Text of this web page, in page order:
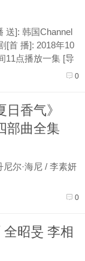
送]: 韩国Channel
[首 播]: 2018年10
11点播放一集 [导
...
0
香气》
部曲全集
尔·海尼 / 李素妍
镇 / 韩智慧 / 安政
/ 申爱
0
昭旻 李相